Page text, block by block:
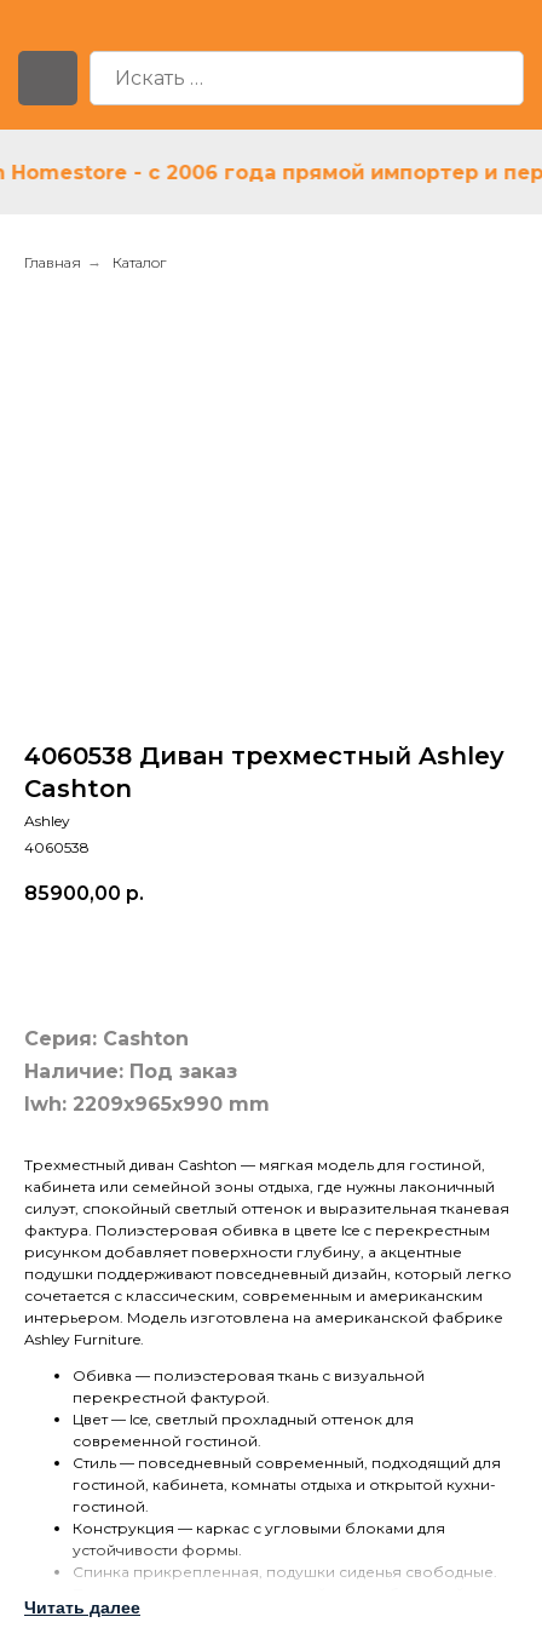
- с 2006 года прямой импортер и
Главная → Каталог
4060538 Диван трехместный Ashley
Cashton
Ashley
4060538
85900,00 р.
Серия: Cashton
Наличие: Под заказ
lwh: 2209x965x990 mm
Трехместный диван Cashton — мягкая модель для гостиной,
кабинета или семейной зоны отдыха, где нужны лаконичный
силуэт, спокойный светлый оттенок и выразительная тканевая
фактура. Полиэстеровая обивка в цвете Ice с перекрестным
рисунком добавляет поверхности глубину, а акцентные
подушки поддерживают повседневный дизайн, который легко
сочетается с классическим, современным и американским
интерьером. Модель изготовлена на американской фабрике
Ashley Furniture.
Обивка — полиэстеровая ткань с визуальной
перекрестной фактурой.
Цвет — Ice, светлый прохладный оттенок для
современной гостиной.
Стиль — повседневный современный, подходящий для
гостиной, кабинета, комнаты отдыха и открытой кухни-
гостиной.
Конструкция — каркас с угловыми блоками для
устойчивости формы.
Спинка прикрепленная, подушки сиденья свободные.
полиэфирным волокном.
Читать далее